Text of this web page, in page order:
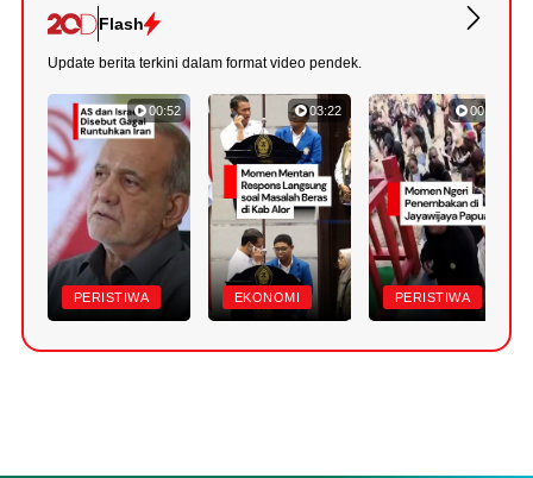
Flash
Update berita terkini dalam format video pendek.
00:52
PERISTIWA
03:22
EKONOMI
00:42
PERISTIWA